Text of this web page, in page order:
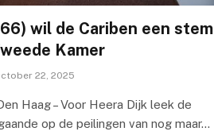
wil de Cariben een stem
Kamer
22, 2025
Haag – Voor Heera Dijk leek de
op de peilingen van nog maar…